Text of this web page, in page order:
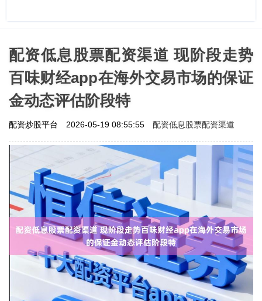
配资低息股票配资渠道 现阶段走势
百味财经app在海外交易市场的保证
金动态评估阶段特
配资炒股平台 2026-05-19 08:55:55 配资低息股票配资渠道